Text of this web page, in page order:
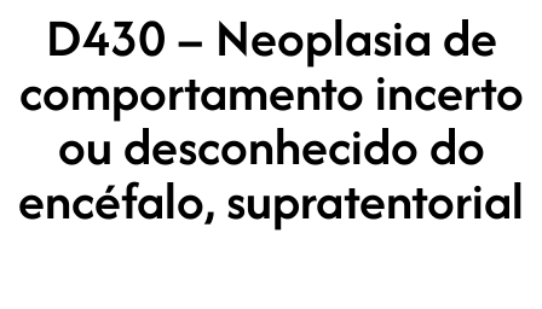
D430 – Neoplasia de
comportamento incerto
ou desconhecido do
encéfalo, supratentorial